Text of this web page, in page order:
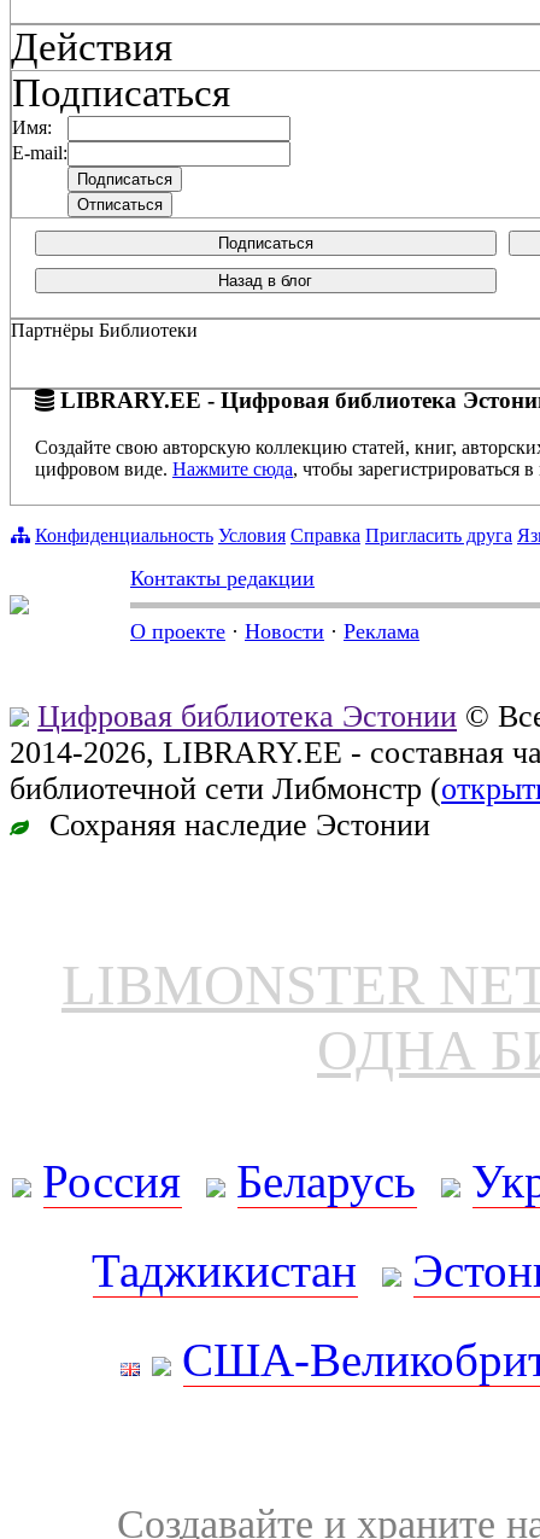
Действия
Подписаться
Имя:
E-mail:
Подписаться
Назад в блог
Партнёры Библиотеки
LIBRARY.EE - Цифровая библиотека
Создайте свою авторскую коллекцию статей, книг,
цифровом виде. Нажмите сюда, чтобы зарегистрироваться в
Конфиденциальность Условия Справка Пригласить друга
Контакты редакции
О проекте · Новости · Реклама
Цифровая библиотека Эстонии ©
2014-2026, LIBRARY.EE - составная
библиотечной сети Либмонстр (
Сохраняя наследие Эстонии
LIBMONSTER
ОДНА
Россия Беларусь
Таджикистан
США-
Создавайте и храните